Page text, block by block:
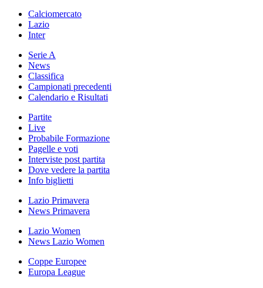
Calciomercato
Lazio
Inter
Serie A
News
Classifica
Campionati precedenti
Calendario e Risultati
Partite
Live
Probabile Formazione
Pagelle e voti
Interviste post partita
Dove vedere la partita
Info biglietti
Lazio Primavera
News Primavera
Lazio Women
News Lazio Women
Coppe Europee
Europa League